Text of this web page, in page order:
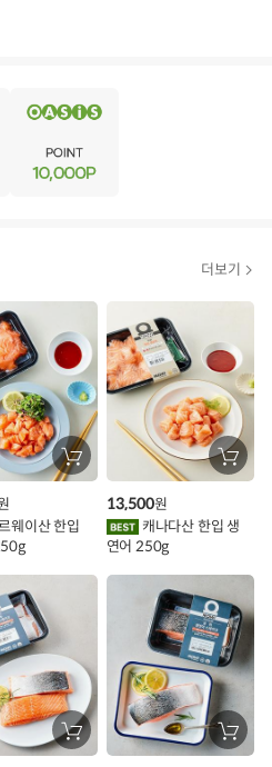
더보기
장
바
에
담
장
바
에
담
연어 250g
13,500원
장
바
장
바